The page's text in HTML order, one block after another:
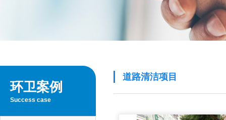
环卫案例
Success case
道路清洁项目